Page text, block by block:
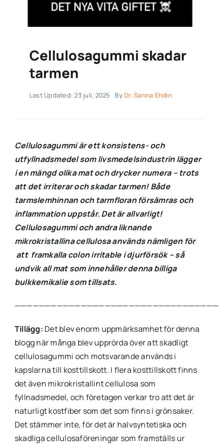
Cellulosagummi skadar
tarmen
Last Updated: 23 juli, 2025 By Dr. Sanna Ehdin
Cellulosagummi är ett konsistens- och
utfyllnadsmedel som livsmedelsindustrin lägger
i en mängd olika mat och drycker numera – trots
att det irriterar och skadar tarmen! Både
tarmslemhinnan och tarmfloran försämras och
inflammation uppstår. Det är allvarligt!
Cellulosagummi och andra liknande
mikrokristallina cellulosa används nämligen för
att framkalla colon irritable i djurförsök – så
undvik all mat som innehåller denna billiga
bulkkemikalie som tillsats.
Tillägg: Det blev enorm uppmärksamhet för denna
blogg när många blev upprörda över att skadligt
cellulosagummi och motsvarande används i
kapslarna till kosttillskott. I flera kosttillskott finns
det även mikrokristallint cellulosa som
fyllnadsmedel, och företagen verkar tro att det är
naturligt kostfiber som det som finns i grönsaker.
Det stämmer inte, för det är halvsyntetiska och
skadliga cellulosaföreningar som framställs ur